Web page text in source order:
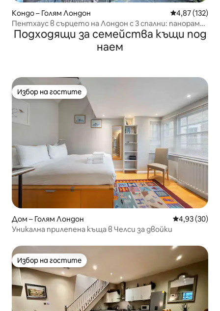
Кондо – Голям Лондон Средна
4,87 (132)
Пентхаус в сърцето на Лондон с 3 спални: панорама
на Лондон
Подходящи за семейства къщи под
наем
Избор на гостите
Избор на гостите
Дом – Голям Лондон Средна
4,93 (30)
Уникална прилепена къща в Челси за двойки
Избор на гостите
Избор на гостите